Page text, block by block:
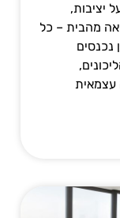
יציבות,
מהבית – כל
נכנסים
עצמאית